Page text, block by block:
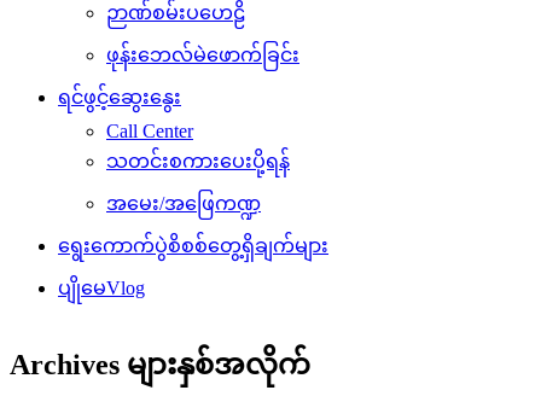
ဉာဏ်စမ်းပဟေဠိ
ဖုန်းဘေလ်မဲဖောက်ခြင်း
ရင်ဖွင့်ဆွေးနွေး
Call Center
သတင်းစကားပေးပို့ရန်
အမေး/အဖြေကဏ္ဍ
ရွေးကောက်ပွဲစိစစ်တွေ့ရှိချက်များ
ပျိုမေVlog
Archives များနှစ်အလိုက်